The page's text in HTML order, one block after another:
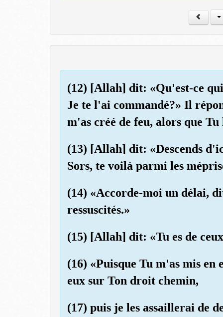
(12) [Allah] dit: «Qu'est-ce
Je te l'ai commandé?» Il
m'as créé de feu, alors que
(13) [Allah] dit: «Descends
Sors, te voilà parmi les
(14) «Accorde-moi un délai,
ressuscités.»
(15) [Allah] dit: «Tu es de
(16) «Puisque Tu m'as mis
eux sur Ton droit chemin,
(17) puis je les assaillerai de